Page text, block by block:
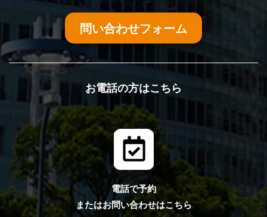
問い合わせフォーム
お電話の方はこちら
電話で予約
またはお問い合わせはこちら